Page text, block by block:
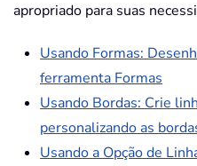
apropriado para suas
Usando Formas:
ferramenta Formas
Usando Bordas: Crie
personalizando as
Usando a Opção de